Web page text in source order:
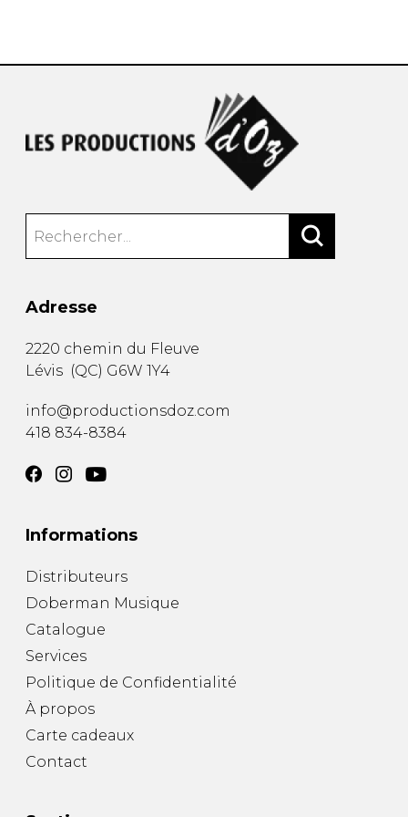
Adresse
2220 chemin du Fleuve
Lévis (QC) G6W 1Y4
info@productionsdoz.com
418 834-8384
Informations
Distributeurs
Doberman Musique
Catalogue
Services
Politique de Confidentialité
À propos
Carte cadeaux
Contact